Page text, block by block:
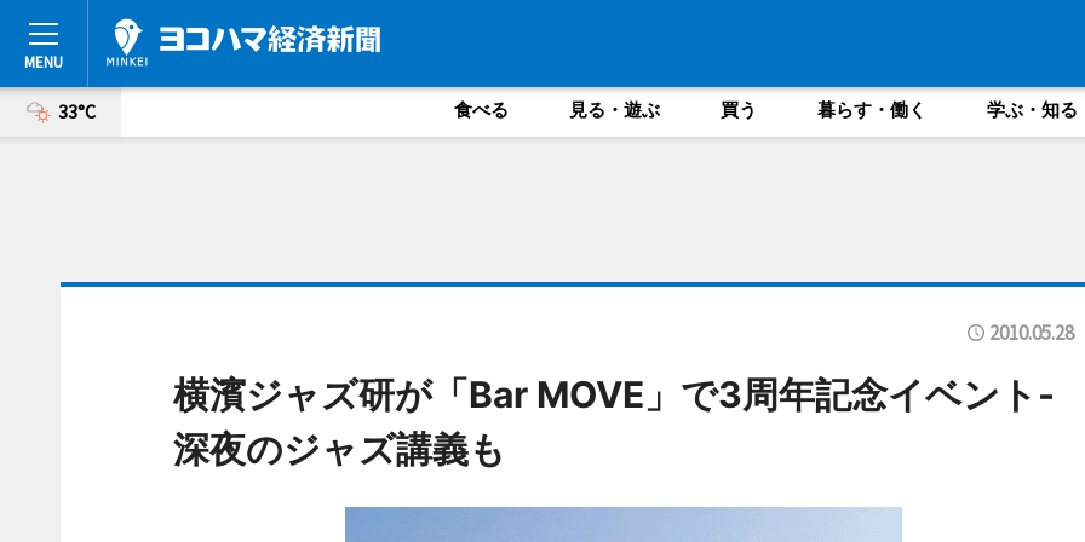
33°C 食べる 見る・遊ぶ 買う 暮らす・働く 学ぶ・知る
2010.05.28
横濱ジャズ研が「Bar MOVE」で3周年記念イベント-
深夜のジャズ講義も